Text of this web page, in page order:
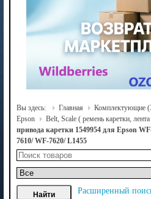
Вы здесь: Главная Комплектующие
Epson
Belt, Scale ( ремень каретки,
привода каретки 1549954 для Epson
7610/ WF-7620/ L1455
Расширенный